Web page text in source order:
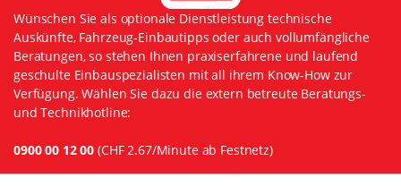
Wünschen Sie als optionale Dienstleistung technische
Auskünfte, Fahrzeug-Einbautipps oder auch vollumfängliche
Beratungen, so stehen Ihnen praxiserfahrene und laufend
geschulte Einbauspezialisten mit all ihrem Know-How zur
Verfügung. Wählen Sie dazu die extern betreute Beratungs-
und Technikhotline:
0900 00 12 00 (CHF 2.67/Minute ab Festnetz)